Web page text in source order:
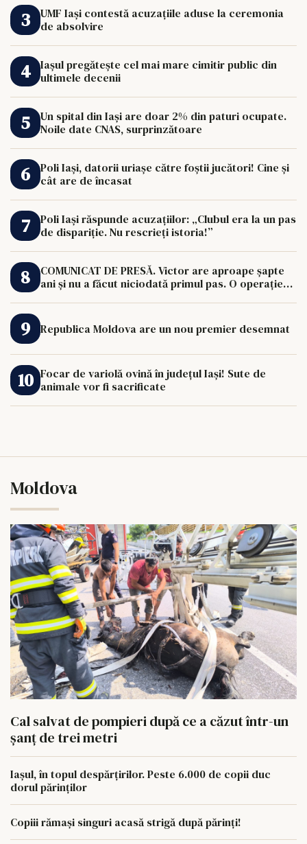
UMF Iași contestă acuzațiile aduse la ceremonia
de absolvire
Iașul pregătește cel mai mare cimitir public din
ultimele decenii
Un spital din Iași are doar 2% din paturi ocupate.
Noile date CNAS, surprinzătoare
Poli Iași, datorii uriașe către foștii jucători! Cine și
cât are de încasat
Poli Iași răspunde acuzațiilor: „Clubul era la un pas
de dispariție. Nu rescrieți istoria!”
COMUNICAT DE PRESĂ. Victor are aproape șapte
ani și nu a făcut niciodată primul pas. O operație
Republica Moldova are un nou premier desemnat
Focar de variolă ovină în județul Iași! Sute de
animale vor fi sacrificate
Moldova
Cal salvat de pompieri după ce a căzut într-un
şanţ de trei metri
Iașul, în topul despărțirilor. Peste 6.000 de copii duc
dorul părinților
Copiii rămași singuri acasă strigă după părinți!